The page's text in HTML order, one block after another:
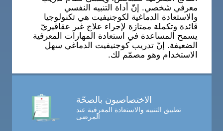
معرفي شخصي. إنّ أداة التنبيه النفسي
والاستعادة الدماغية لكوجنيفيت هي تكنولوجيا
قائدة وتكملة ممتازة لإجراء علاج غير عقاقيريّ
يسمح المساعدة في استعادة المهارات المعرفية
الضعيفة. إنّ تدريب كوجنيفيت الدماغي سهل
الاستخدام وهو مصمّم لك.
الاختصاصيون بالصحّة
تطبيق التنبيه والاستعادة المعرفية عند
المرضى